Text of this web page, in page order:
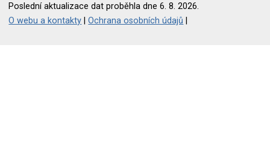
Poslední aktualizace dat proběhla dne 6. 8. 2026.
O webu a kontakty |Ochrana osobních údajů